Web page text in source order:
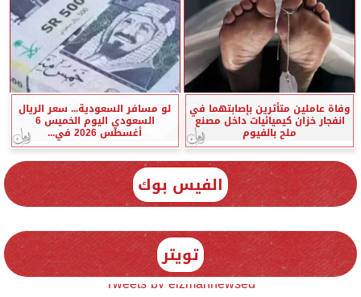
وفاة عاملين متأثرين بإصابتهما في
انفجار خزان كيميائيات داخل مصنع
ملح بالفيوم
لو مسافر السعودية... سعر الريال
السعودي اليوم الخميس 6
أغسطس 2026 في...
الفيس بوك
تويتر
Tweets by elzmannewseg